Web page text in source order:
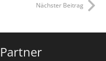
Nächster Beitrag